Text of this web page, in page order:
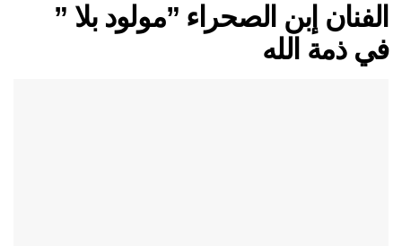
الفنان إبن الصحراء ”مولود بلا ”
في ذمة الله